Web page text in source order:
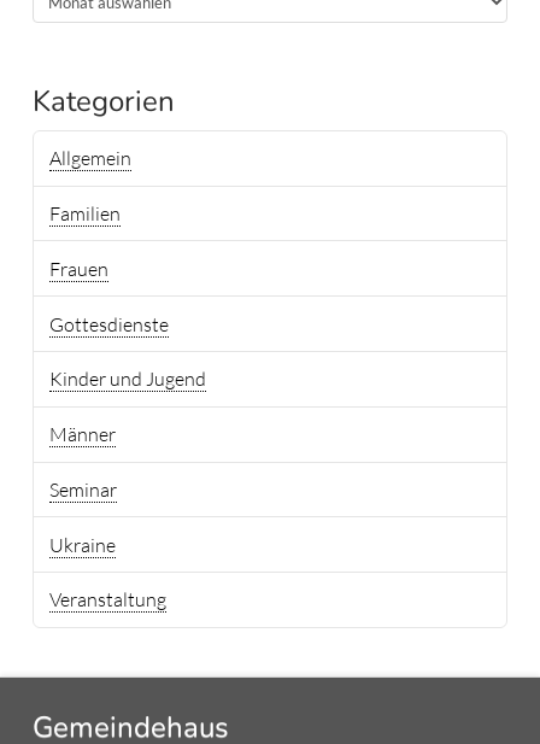
Kategorien
Allgemein
Familien
Frauen
Gottesdienste
Kinder und Jugend
Männer
Seminar
Ukraine
Veranstaltung
Gemeindehaus